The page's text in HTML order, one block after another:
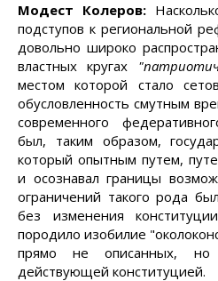
Модест Колеров:
подступов к региональной
довольно широко
властных кругах
местом которой стало
обусловленность смутным
современного
был, таким образом,
который опытным путем,
и осознавал границы
ограничений такого рода
без изменения
породило изобилие
прямо не описанных,
действующей конституцией.